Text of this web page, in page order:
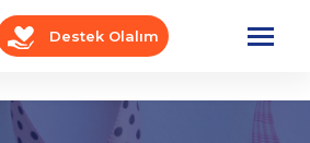
Destek Olalım